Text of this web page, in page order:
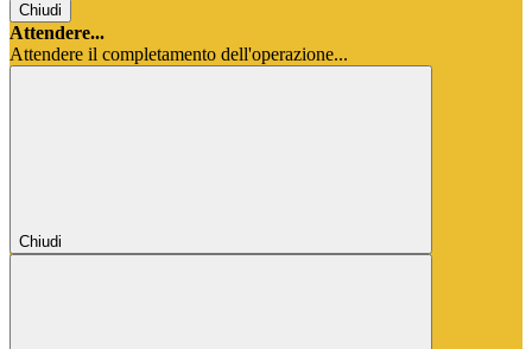
Chiudi
Attendere...
Attendere il completamento dell'operazione...
Chiudi